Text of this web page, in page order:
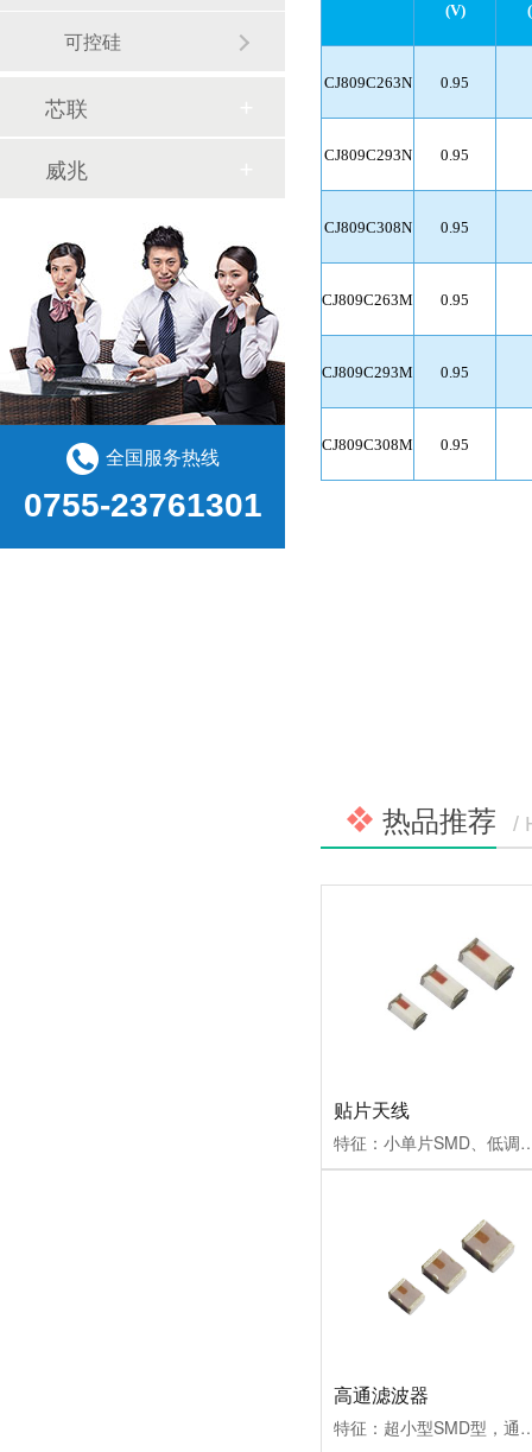
(V)
CJ809C263N 0.95
CJ809C293N 0.95
CJ809C308N 0.95
CJ809C263M 0.95
CJ809C293M 0.95
CJ809C308M 0.95
热品推荐 /
贴片天线
特征：小单片SMD、低调、轻便型。应用：5~6GHz无线通信系统，蓝牙/无线局域网/家庭射频，ISM频段的
高通滤波器
特征：超小型SMD型，通带损耗低，阻带衰减高，符合RoHS标准。应用：
可控硅
芯联
威兆
全国服务热线
0755-23761301